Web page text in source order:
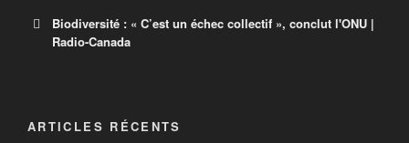
Biodiversité : « C’est un échec collectif », conclut l'ONU |
Radio-Canada
Biodiversité : « C’est un échec collectif
ARTICLES RÉCENTS